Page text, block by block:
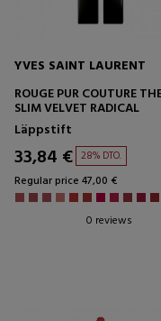
YVES SAINT LAURENT
ROUGE PUR COUTURE
SLIM VELVET RADICAL
Läppstift
33,84 € 28% DTO.
Regular price 47,00 €
0 reviews